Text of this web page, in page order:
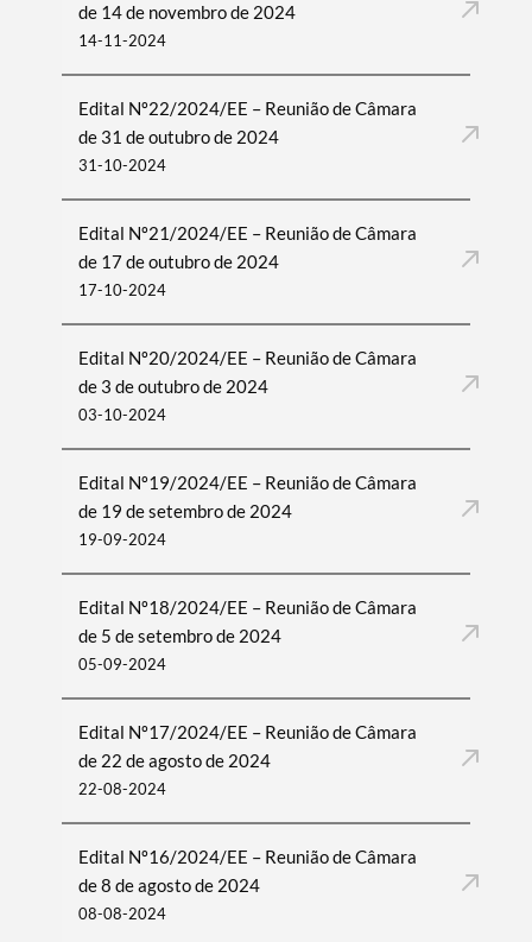
de 14 de novembro de 2024
14-11-2024
Edital Nº22/2024/EE – Reunião de Câmara
de 31 de outubro de 2024
31-10-2024
Edital Nº21/2024/EE – Reunião de Câmara
de 17 de outubro de 2024
17-10-2024
Edital Nº20/2024/EE – Reunião de Câmara
de 3 de outubro de 2024
03-10-2024
Edital Nº19/2024/EE – Reunião de Câmara
de 19 de setembro de 2024
19-09-2024
Edital Nº18/2024/EE – Reunião de Câmara
de 5 de setembro de 2024
05-09-2024
Edital Nº17/2024/EE – Reunião de Câmara
de 22 de agosto de 2024
22-08-2024
Edital Nº16/2024/EE – Reunião de Câmara
de 8 de agosto de 2024
08-08-2024